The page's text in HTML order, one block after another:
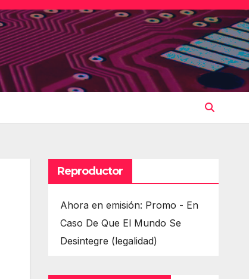
Reproductor
Ahora en emisión: Promo - En
Caso De Que El Mundo Se
Desintegre (legalidad)